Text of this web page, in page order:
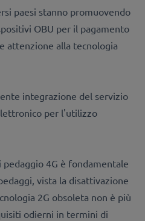
paesi stanno promuovendo
OBU per il pagamento
attenzione alla tecnologia
integrazione del servizio
per l'utilizzo
pedaggio 4G è fondamentale
vista la disattivazione
2G obsoleta non è più
odierni in termini di